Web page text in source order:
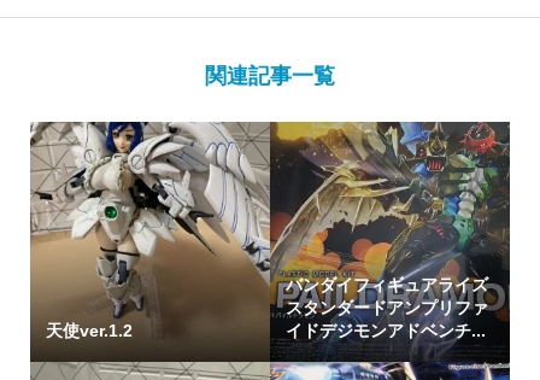
関連記事一覧
天使ver.1.2
バンダイフィギュアライズ
スタンダードアンプリファ
イドデジモンアドベンチ...